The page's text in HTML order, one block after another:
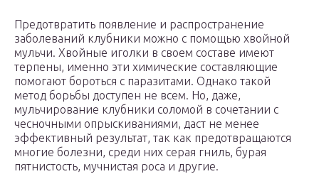
Предотвратить появление и распространение
заболеваний клубники можно с помощью хвойной
мульчи. Хвойные иголки в своем составе имеют
терпены, именно эти химические составляющие
помогают бороться с паразитами. Однако такой
метод борьбы доступен не всем. Но, даже,
мульчирование клубники соломой в сочетании с
чесночными опрыскиваниями, даст не менее
эффективный результат, так как предотвращаются
многие болезни, среди них серая гниль, бурая
пятнистость, мучнистая роса и другие.